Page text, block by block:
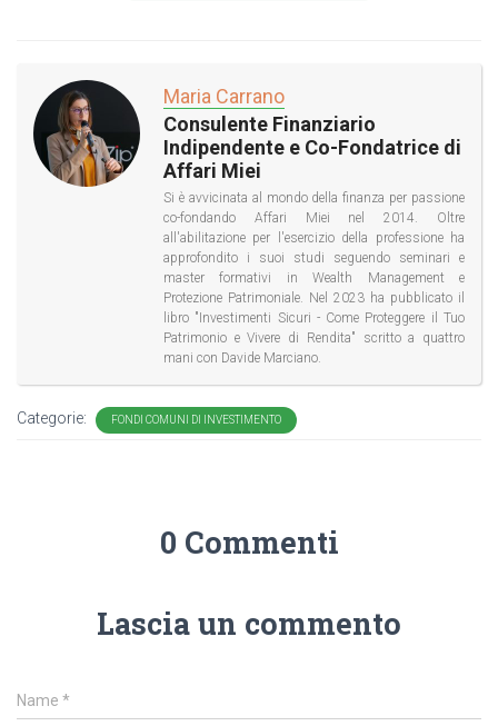
Maria Carrano
Consulente Finanziario
Indipendente e Co-Fondatrice di
Affari Miei
Si è avvicinata al mondo della finanza per passione
co-fondando Affari Miei nel 2014. Oltre
all'abilitazione per l'esercizio della professione ha
approfondito i suoi studi seguendo seminari e
master formativi in Wealth Management e
Protezione Patrimoniale. Nel 2023 ha pubblicato il
libro "Investimenti Sicuri - Come Proteggere il Tuo
Patrimonio e Vivere di Rendita" scritto a quattro
mani con Davide Marciano.
Categorie: FONDI COMUNI DI INVESTIMENTO
0 Commenti
Lascia un commento
Name *